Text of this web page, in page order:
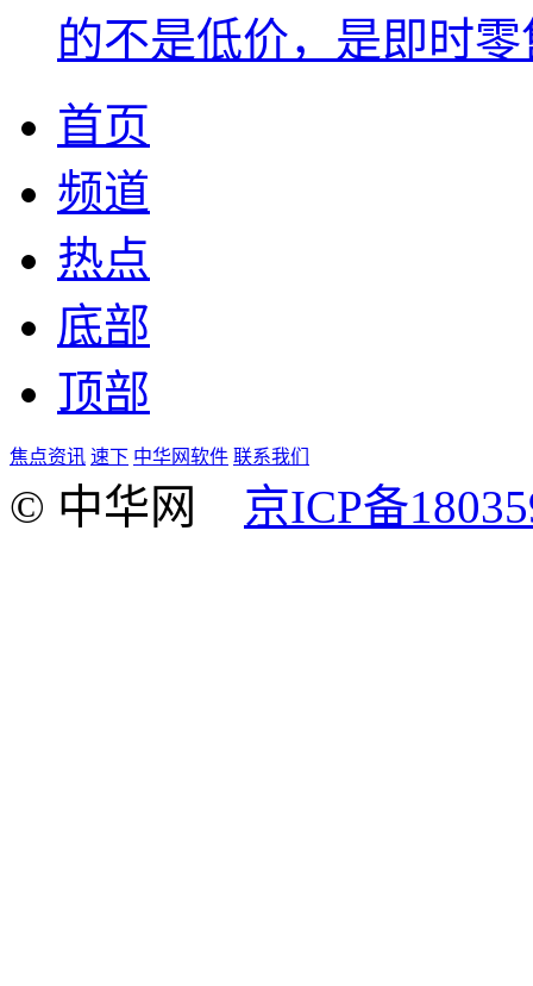
的不是低价，是即时
首页
频道
热点
底部
顶部
焦点资讯 速下 中华网软件 联系我们
© 中华网 京ICP备